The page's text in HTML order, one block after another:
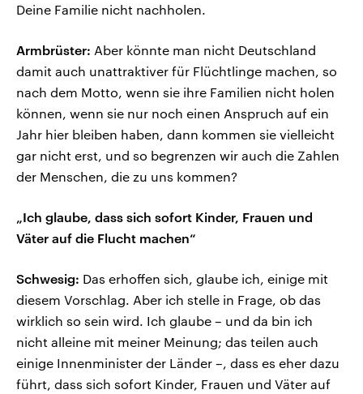
Deine Familie nicht nachholen.
Armbrüster: Aber könnte man nicht Deutschland
damit auch unattraktiver für Flüchtlinge machen, so
nach dem Motto, wenn sie ihre Familien nicht holen
können, wenn sie nur noch einen Anspruch auf ein
Jahr hier bleiben haben, dann kommen sie vielleicht
gar nicht erst, und so begrenzen wir auch die Zahlen
der Menschen, die zu uns kommen?
„Ich glaube, dass sich sofort Kinder, Frauen und
Väter auf die Flucht machen“
Schwesig: Das erhoffen sich, glaube ich, einige mit
diesem Vorschlag. Aber ich stelle in Frage, ob das
wirklich so sein wird. Ich glaube – und da bin ich
nicht alleine mit meiner Meinung; das teilen auch
einige Innenminister der Länder –, dass es eher dazu
führt, dass sich sofort Kinder, Frauen und Väter auf